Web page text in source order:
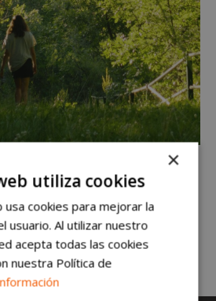
×
utiliza cookies
cookies para mejorar la
usuario. Al utilizar nuestro
acepta todas las cookies
nuestra Política de